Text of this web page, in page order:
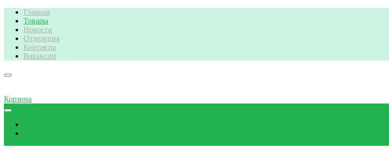
Главная
Товары
Новости
Отделения
Контакты
Вакансии
Корзина